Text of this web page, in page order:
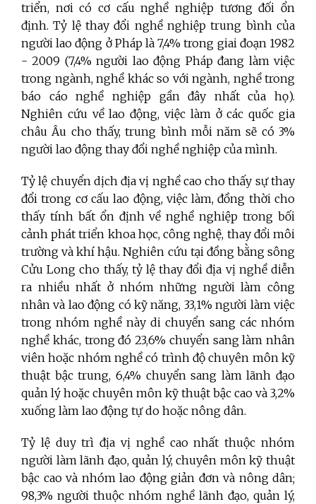
triển, nơi có cơ cấu nghề nghiệp tương đối ổn
định. Tỷ lệ thay đổi nghề nghiệp trung bình của
người lao động ở Pháp là 7,4% trong giai đoạn 1982
- 2009 (7,4% người lao động Pháp đang làm việc
trong ngành, nghề khác so với ngành, nghề trong
báo cáo nghề nghiệp gần đây nhất của họ).
Nghiên cứu về lao động, việc làm ở các quốc gia
châu Âu cho thấy, trung bình mỗi năm sẽ có 3%
người lao động thay đổi nghề nghiệp của mình.
Tỷ lệ chuyển dịch địa vị nghề cao cho thấy sự thay
đổi trong cơ cấu lao động, việc làm, đồng thời cho
thấy tính bất ổn định về nghề nghiệp trong bối
cảnh phát triển khoa học, công nghệ, thay đổi môi
trường và khí hậu. Nghiên cứu tại đồng bằng sông
Cửu Long cho thấy, tỷ lệ thay đổi địa vị nghề diễn
ra nhiều nhất ở nhóm những người làm công
nhân và lao động có kỹ năng, 33,1% người làm việc
trong nhóm nghề này di chuyển sang các nhóm
nghề khác, trong đó 23,6% chuyển sang làm nhân
viên hoặc nhóm nghề có trình độ chuyên môn kỹ
thuật bậc trung, 6,4% chuyển sang làm lãnh đạo
quản lý hoặc chuyên môn kỹ thuật bậc cao và 3,2%
xuống làm lao động tự do hoặc nông dân.
Tỷ lệ duy trì địa vị nghề cao nhất thuộc nhóm
người làm lãnh đạo, quản lý, chuyên môn kỹ thuật
bậc cao và nhóm lao động giản đơn và nông dân;
98,3% người thuộc nhóm nghề lãnh đạo, quản lý,